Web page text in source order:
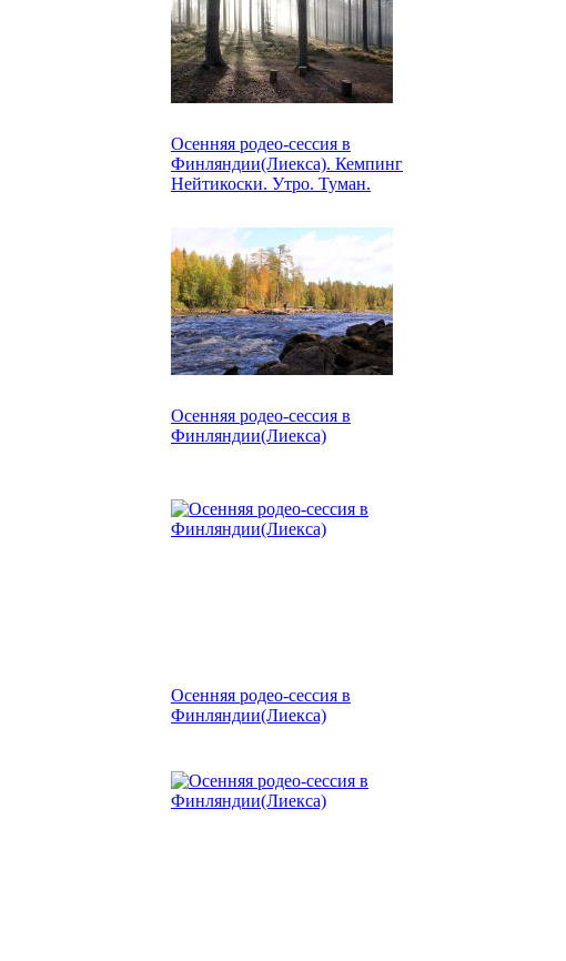
Осенняя родео-сессия в
Финляндии(Лиекса). Кемпинг
Нейтикоски. Утро. Туман.
Осенняя родео-сессия в
Финляндии(Лиекса)
Осенняя родео-сессия в
Финляндии(Лиекса)